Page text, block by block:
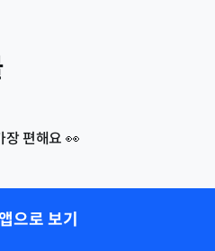
장 편해요 👀
으로 보기